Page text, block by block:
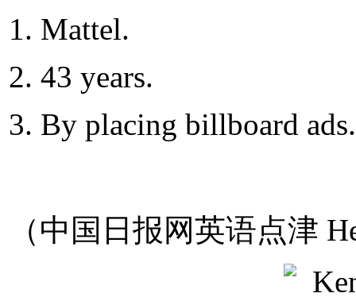
1. Mattel.
2. 43 years.
3. By placing billboard ads.
（中国日报网英语点津